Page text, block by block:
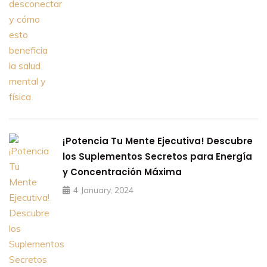
¡Potencia Tu Mente Ejecutiva! Descubre
los Suplementos Secretos para Energía
y Concentración Máxima
4 January, 2024